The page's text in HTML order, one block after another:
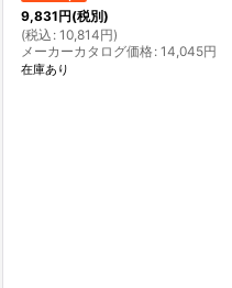
9,831円(税別)
(税込 : 10,814円)
メーカーカタログ価格: 14,045円
在庫あり